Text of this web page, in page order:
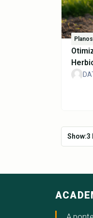
Show:3